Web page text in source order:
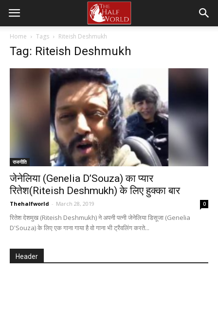
Home Tags Riteish Deshmukh
Tag: Riteish Deshmukh
राजनीति
जेनेलिया (Genelia D’Souza) का प्यार
रितेश(Riteish Deshmukh) के लिए हुक्का बार
Thehalfworld - March 28, 2019 0
रितेश देशमुख (Riteish Deshmukh) ने अपनी पत्नी जेनेलिया डिसूजा (Genelia
D'Souza) के लिए एक गाना गाया है वो गाना भी ट्रैवलिंग करते...
Header